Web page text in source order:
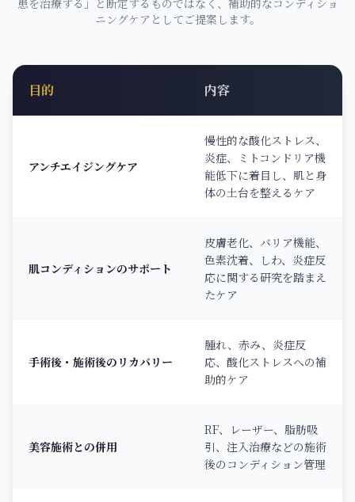
患を治療する」と断定するものではなく、補助的なコンディショ
ニングケアとしてご提案します。
目的 内容
アンチエイジングケア
慢性的な酸化ストレス、
炎症、ミトコンドリア機
能低下に着目し、肌と身
体の土台を整えるケア
肌コンディションのサポート
皮膚老化、バリア機能、
色素沈着、しわ、炎症反
応に関する研究を踏まえ
たケア
手術後・施術後のリカバリー
腫れ、赤み、炎症反
応、酸化ストレスへの補
助的ケア
美容施術との併用
RF、レーザー、脂肪吸
引、注入治療などの施術
後のコンディション管理